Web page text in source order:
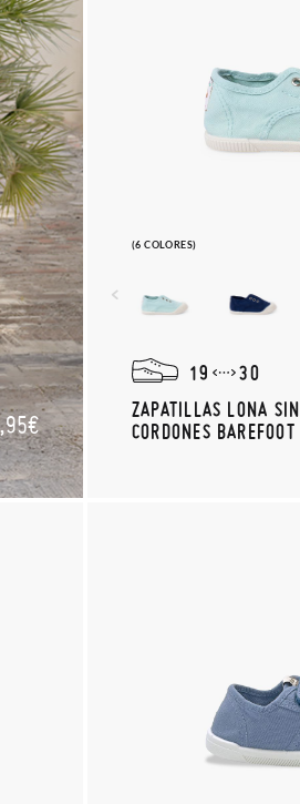
95€
(6 COLORES)
19
30
ZAPATILLAS LONA SIN
CORDONES BAREFOOT